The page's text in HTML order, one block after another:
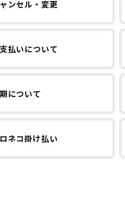
ンセル・変更
払いについて
について
ネコ掛け払い